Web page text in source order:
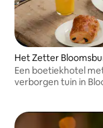
Het Zetter
Een boetiekhotel
verborgen tuin in